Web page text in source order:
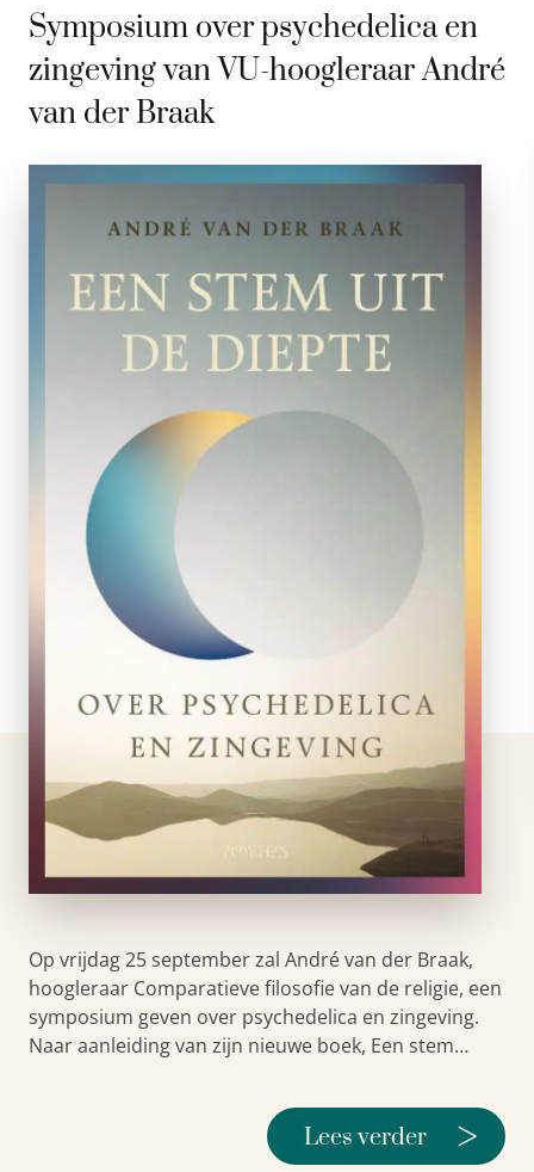
Symposium over psychedelica en
zingeving van VU-hoogleraar André
van der Braak
Op vrijdag 25 september zal André van der Braak,
hoogleraar Comparatieve filosofie van de religie, een
symposium geven over psychedelica en zingeving.
Naar aanleiding van zijn nieuwe boek, Een stem…
Lees verder >